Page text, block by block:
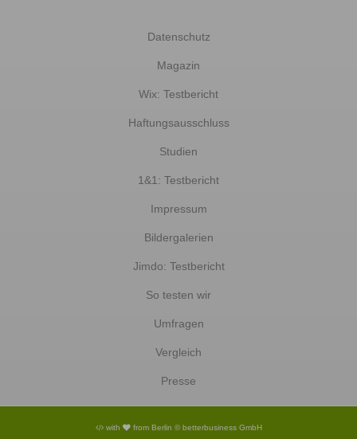
Datenschutz
Magazin
Wix: Testbericht
Haftungsausschluss
Studien
1&1: Testbericht
Impressum
Bildergalerien
Jimdo: Testbericht
So testen wir
Umfragen
Vergleich
Presse
with from Berlin © betterbusiness GmbH